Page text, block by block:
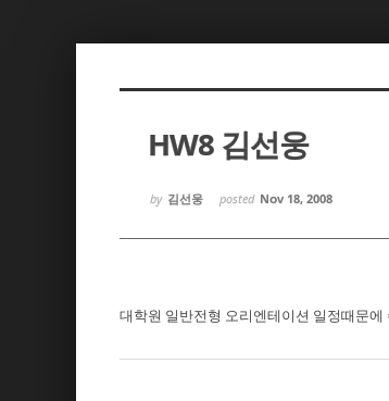
HW8 김선웅
by 김선웅 posted Nov 18, 2008
대학원 일반전형 오리엔테이션 일정때문
케치북5
케치북5
케치북5
케치북5